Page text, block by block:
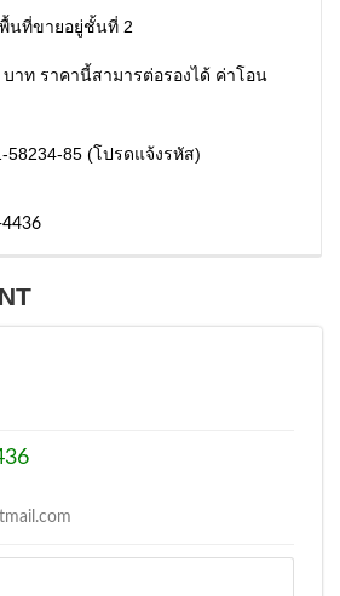
นที่ขายอยู่ชั้นที่ 2
าท ราคานี้สามารต่อรองได้ ค่าโอน
85 (โปรดแจ้งรหัส)